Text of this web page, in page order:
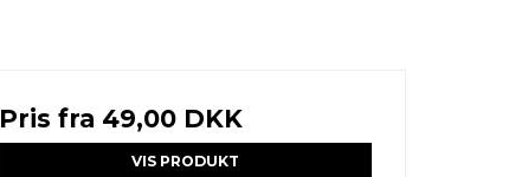
Pris fra 49,00 DKK
VIS PRODUKT